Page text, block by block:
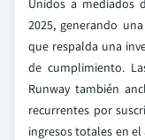
Unidos a mediados
2025, generando
que respalda una
de cumplimiento.
Runway también
recurrentes por
ingresos totales en el